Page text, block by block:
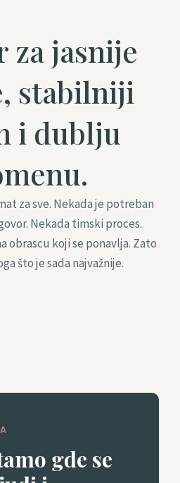
za jasnije
stabilniji
i dublju
za sve. Nekada je potreban
Nekada timski proces.
obrascu koji se ponavlja. Zato
što je sada najvažnije.
gde se